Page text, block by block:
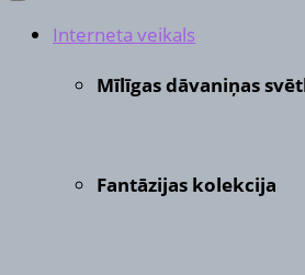
Interneta veikals
Mīlīgas dāvaniņas
Fantāzijas kolekcija